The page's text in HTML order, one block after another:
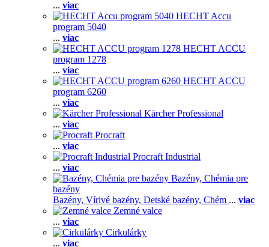
... viac
HECHT Accu
program 5040
... viac
HECHT ACCU
program 1278
... viac
HECHT ACCU
program 6260
... viac
Kärcher Professional
... viac
Procraft
... viac
Procraft Industrial
... viac
Bazény, Chémia pre
bazény
Bazény, Vírivé bazény, Detské bazény, Chém ... viac
Zemné valce
... viac
Cirkulárky
... viac